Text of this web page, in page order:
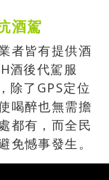
酒駕
者皆有提供酒
酒後代駕服
除了GPS定位
喝醉也無需擔
都有，而全民
免憾事發生。